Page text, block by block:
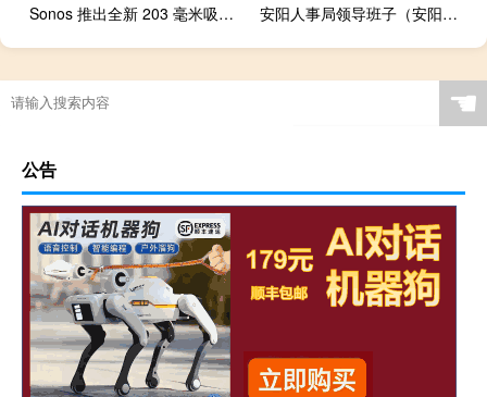
Sonos 推出全新 203 毫米吸顶式扬声器
安阳人事局领导班子（安阳人事局）
☚
公告